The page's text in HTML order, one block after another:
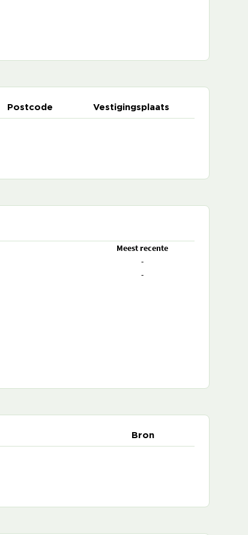
Postcode Vestigingsplaats
Meest recente
-
-
Bron